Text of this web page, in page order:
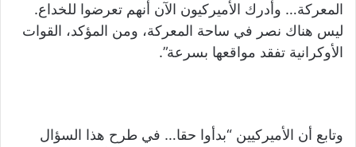
المعركة… وأدرك الأميركيون الآن أنهم تعرضوا للخداع.
ليس هناك نصر في ساحة المعركة، ومن المؤكد، القوات
الأوكرانية تفقد مواقعها بسرعة”.
وتابع أن الأميركيين “بدأوا حقا… في طرح هذا السؤال